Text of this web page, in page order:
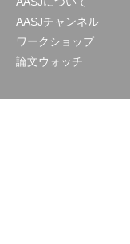
AASJチャンネル
ワークショップ
論文ウォッチ